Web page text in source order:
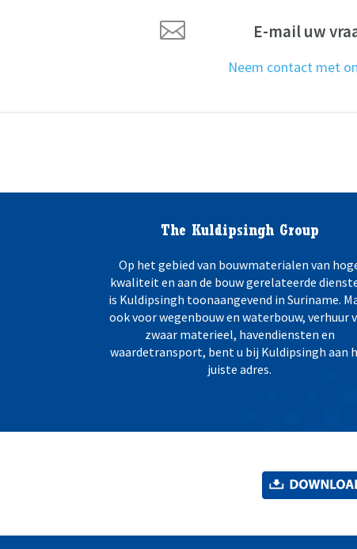
 E-mail uw
Neem contact met
The Kuldipsingh Group
Op het gebied van bouwmaterialen van
kwaliteit en aan de bouw gerelateerde
is Kuldipsingh toonaangevend in Suriname.
ook voor wegenbouw en waterbouw, verhuur
zwaar materieel, havendiensten en
waardetransport, bent u bij Kuldipsingh aan
juiste adres.